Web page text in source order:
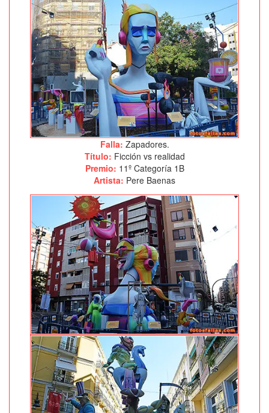
Falla: Zapadores.
Título: Ficción vs realidad
Premio: 11º Categoría 1B
Artista: Pere Baenas